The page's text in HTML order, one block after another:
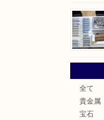
全て
貴金属
宝石